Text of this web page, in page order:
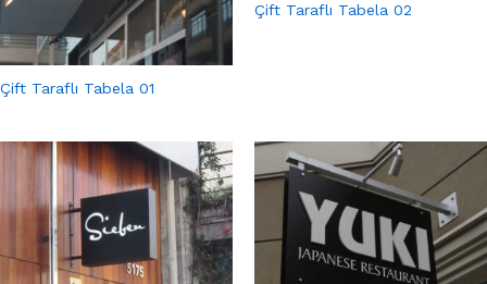
Çift Taraflı Tabela 01
Çift Taraflı Tabela 02